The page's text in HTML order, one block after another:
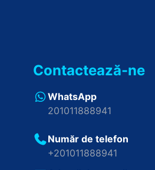
Contactează-ne
WhatsApp
201011888941
Număr de telefon
+201011888941